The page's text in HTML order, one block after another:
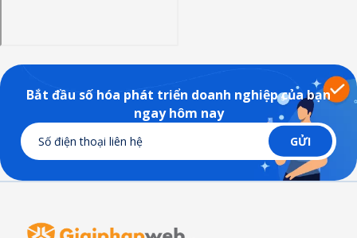
Bắt đầu số hóa phát triển doanh nghiệp của bạn
ngay hôm nay